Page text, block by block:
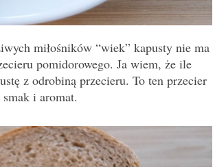
miłośników “wiek” kapusty nie ma
pomidorowego. Ja wiem, że ile
z odrobiną przecieru. To ten przecier
smak i aromat.